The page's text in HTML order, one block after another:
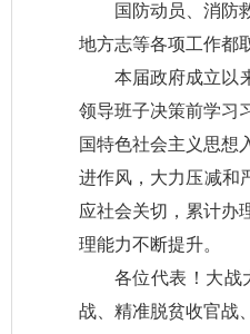
国防动员、消防
地方志等各项工作都
本届政府成立以
领导班子决策前学习
国特色社会主义思想
进作风，大力压减和
应社会关切，累计办
理能力不断提升。
各位代表！大战
战、精准脱贫收官战